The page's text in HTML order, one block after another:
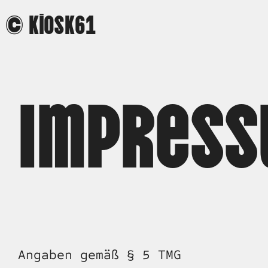
© Kiosk61
Angaben gemäß § 5 TMG